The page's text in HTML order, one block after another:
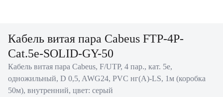
Кабель витая пара Cabeus FTP-4P-
Cat.5e-SOLID-GY-50
Кабель витая пара Cabeus, F/UTP, 4 пар., кат. 5е,
одножильный, D 0,5, AWG24, PVC нг(А)-LS, 1м (коробка
50м), внутренний, цвет: серый